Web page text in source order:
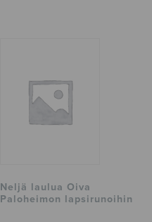
Neljä laulua Oiva
Paloheimon lapsirunoihin